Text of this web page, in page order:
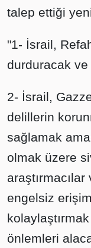
talep ettiği
"1- İsrail,
durduracak
2- İsrail,
delillerin
sağlamak
olmak üzere
engelsiz
önlemleri